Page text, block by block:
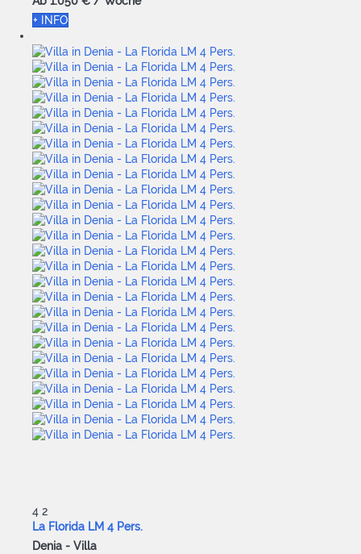
+ INFO
4 2
La Florida LM 4 Pers.
Denia - Villa